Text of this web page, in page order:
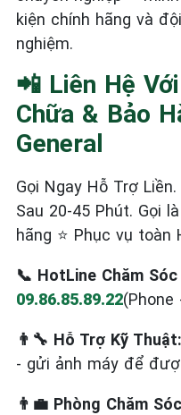
kiện chính hãng và
nghiệm.
📲 Liên Hệ
Chữa & Bảo
General
Gọi Ngay Hỗ Trợ
Sau 20-45 Phút. Gọi
hãng ⭐ Phục vụ toàn
📞 HotLine Chăm
09.86.85.89.22(Phone
👨‍🔧 Hỗ Trợ Kỹ Thuật:
- gửi ảnh máy để
👨‍💼 Phòng Chăm